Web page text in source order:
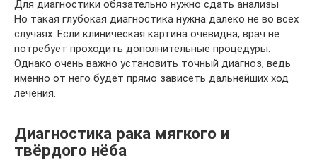
Для диагностики обязательно нужно сдать анализы
Но такая глубокая диагностика нужна далеко не во всех
случаях. Если клиническая картина очевидна, врач не
потребует проходить дополнительные процедуры.
Однако очень важно установить точный диагноз, ведь
именно от него будет прямо зависеть дальнейших ход
лечения.
Диагностика рака мягкого и
твёрдого нёба